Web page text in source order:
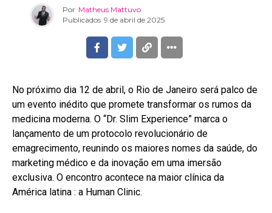
Por Matheus Mattuvo
Publicados 9 de abril de 2025
No próximo dia 12 de abril, o Rio de Janeiro será palco de
um evento inédito que promete transformar os rumos da
medicina moderna. O “Dr. Slim Experience” marca o
lançamento de um protocolo revolucionário de
emagrecimento, reunindo os maiores nomes da saúde, do
marketing médico e da inovação em uma imersão
exclusiva. O encontro acontece na maior clínica da
América latina : a Human Clinic.